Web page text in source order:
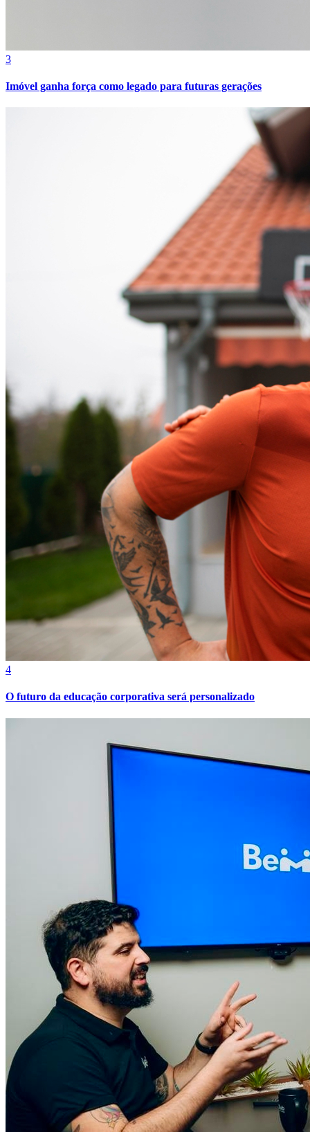
Grêmio
3
Imóvel ganha força como legado para futuras gerações
4
O futuro da educação corporativa será personalizado